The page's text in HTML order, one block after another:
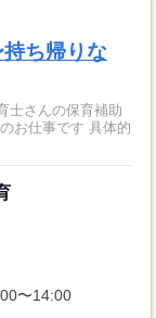
ち帰りな
士さんの保育補助
お仕事です 具体的
〜14:00